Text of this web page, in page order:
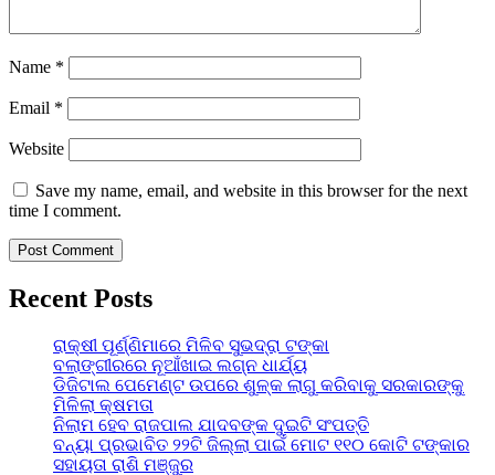
Name *
Email *
Website
Save my name, email, and website in this browser for the next
time I comment.
Recent Posts
ରାକ୍ଷୀ ପୂର୍ଣ୍ଣିମାରେ ମିଳିବ ସୁଭଦ୍ରା ଟଙ୍କା
ବଲାଙ୍ଗୀରରେ ନୂଆଁଖାଇ ଲଗ୍ନ ଧାର୍ଯ୍ୟ
ଡିଜିଟାଲ ପେମେଣ୍ଟ ଉପରେ ଶୁଳ୍କ ଲାଗୁ କରିବାକୁ ସରକାରଙ୍କୁ
ମିଳିଲା କ୍ଷମତା
ନିଲାମ ହେବ ରାଜପାଲ ଯାଦବଙ୍କ ଦୁଇଟି ସଂପତ୍ତି
ବନ୍ୟା ପ୍ରଭାବିତ ୨୨ଟି ଜିଲ୍ଲା ପାଇଁ ମୋଟ ୧୧୦ କୋଟି ଟଙ୍କାର
ସହାୟତା ରାଶି ମଞ୍ଜୁର